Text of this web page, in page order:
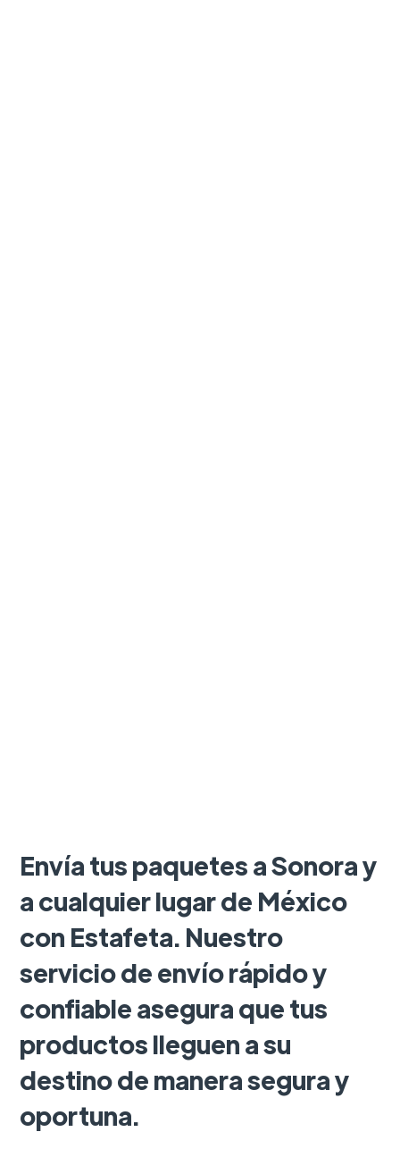
Envía tus paquetes a Sonora y
a cualquier lugar de México
con Estafeta. Nuestro
servicio de envío rápido y
confiable asegura que tus
productos lleguen a su
destino de manera segura y
oportuna.